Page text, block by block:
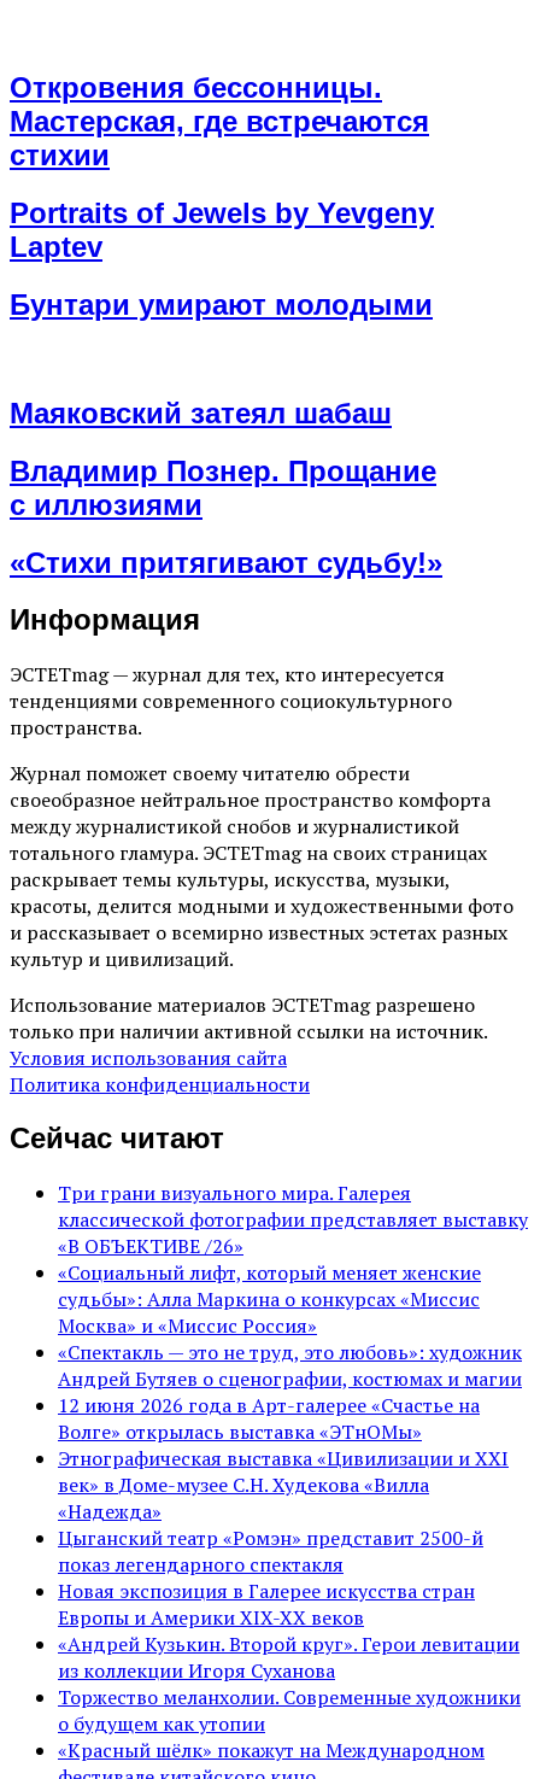
Откровения бессонницы.
Мастерская, где встречаются
стихии
Portraits of Jewels by Yevgeny
Laptev
Бунтари умирают молодыми
Маяковский затеял шабаш
Владимир Познер. Прощание
с иллюзиями
«Стихи притягивают судьбу!»
Информация
ЭСТЕТmag — журнал для тех, кто интересуется
тенденциями современного социокультурного
пространства.
Журнал поможет своему читателю обрести
своеобразное нейтральное пространство комфорта
между журналистикой снобов и журналистикой
тотального гламура. ЭСТЕТmag на своих страницах
раскрывает темы культуры, искусства, музыки,
красоты, делится модными и художественными фото
и рассказывает о всемирно известных эстетах разных
культур и цивилизаций.
Использование материалов ЭСТЕТmag разрешено
только при наличии активной ссылки на источник.
Условия использования сайта
Политика конфиденциальности
Сейчас читают
Три грани визуального мира. Галерея
классической фотографии представляет выставку
«В ОБЪЕКТИВЕ /26»
«Социальный лифт, который меняет женские
судьбы»: Алла Маркина о конкурсах «Миссис
Москва» и «Миссис Россия»
«Спектакль — это не труд, это любовь»: художник
Андрей Бутяев о сценографии, костюмах и магии
12 июня 2026 года в Арт-галерее «Счастье на
Волге» открылась выставка «ЭТнОМы»
Этнографическая выставка «Цивилизации и ХХI
век» в Доме-музее С.Н. Худекова «Вилла
«Надежда»
Цыганский театр «Ромэн» представит 2500-й
показ легендарного спектакля
Новая экспозиция в Галерее искусства стран
Европы и Америки XIX-XX веков
«Андрей Кузькин. Второй круг». Герои левитации
из коллекции Игоря Суханова
Торжество меланхолии. Современные художники
о будущем как утопии
«Красный шёлк» покажут на Международном